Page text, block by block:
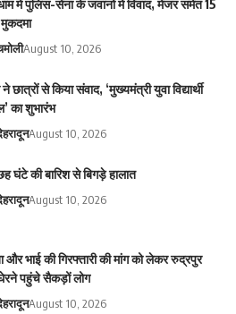
में पुलिस-सेना के जवानों में विवाद, मेजर समेत 15
August 10, 2026
ने छात्रों से किया संवाद, ‘मुख्यमंत्री युवा विद्यार्थी
का शुभारंभ
August 10, 2026
छह घंटे की बारिश से बिगड़े हालात
August 10, 2026
और भाई की गिरफ्तारी की मांग को लेकर रुद्रपुर
पहुंचे सैकड़ों लोग
August 10, 2026